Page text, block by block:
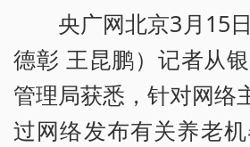
央广网北京3月15
德彰 王昆鹏）记者从
管理局获悉，针对网络
过网络发布有关养老